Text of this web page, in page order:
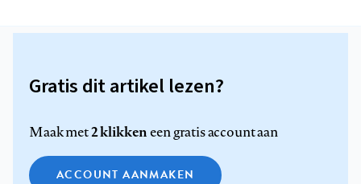
Gratis dit artikel lezen?
Maak met2 klikkeneen gratis account aan
ACCOUNT AANMAKEN